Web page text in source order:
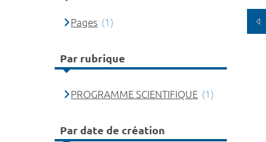
Pages (1)
Par rubrique
PROGRAMME SCIENTIFIQUE (1)
Par date de création